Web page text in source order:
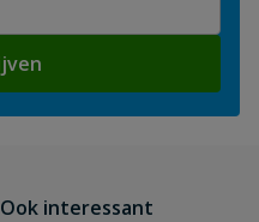
Ook interessant